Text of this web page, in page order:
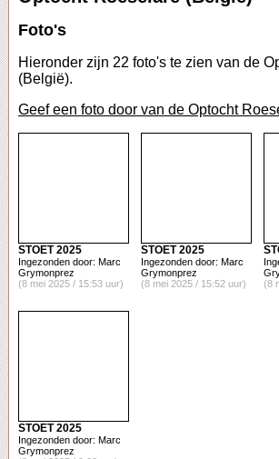
Foto's
Hieronder zijn 22 foto's te zien van de
(België).
Geef een foto door van de Optocht
STOET 2025
Ingezonden door: Marc
Grymonprez
(8 mei 2025 / 15:53 uur)
STOET 2025
Ingezonden door: Marc
Grymonprez
(8 mei 2025 / 15:52 uur)
(8
STOET 2025
Ingezonden door: Marc
Grymonprez